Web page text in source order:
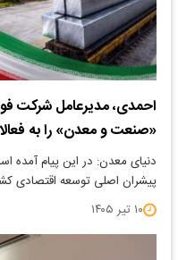
احمدی، مدیرعامل شرکت
«صنعت و معدن» را به
دنیای معدن: در این پیام آمده
پیشران اصلی توسعه اقتصادی
۱۰ تیر ۱۴۰۵